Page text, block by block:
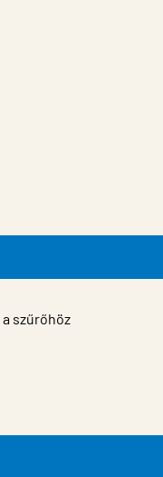
szűrőhöz